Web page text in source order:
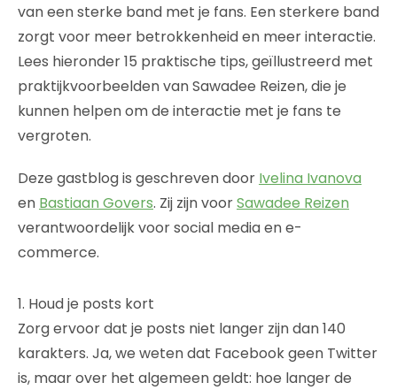
van een sterke band met je fans. Een sterkere band
zorgt voor meer betrokkenheid en meer interactie.
Lees hieronder 15 praktische tips, geïllustreerd met
praktijkvoorbeelden van Sawadee Reizen, die je
kunnen helpen om de interactie met je fans te
vergroten.
Deze gastblog is geschreven door Ivelina Ivanova
en Bastiaan Govers. Zij zijn voorSawadee Reizen
verantwoordelijk voor social media en e-
commerce.
1. Houd je posts kort
Zorg ervoor dat je posts niet langer zijn dan 140
karakters. Ja, we weten dat Facebook geen Twitter
is, maar over het algemeen geldt: hoe langer de